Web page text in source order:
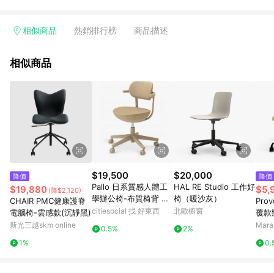
客找到居家修繕、佈置或裝潢時所需；另外，在各家分店內規劃
等各方面進行整合，提升服務質感，期望每一位來店顧客，能輕
結帳流程(Easy to buy)、每次到「特力屋」購物都能得到新的啟
發與靈感(Exciting experience)，同時持續提供消費者居家修繕
最佳解決方案，以創造優質居家環境為首要目標，成為消費者打
造幸福家園時的優先選擇。
相似商品 熱銷排行榜 商品描述
相似商品
降價
$19,880 (降$2,120)
CHAIR PMC健康護脊
電腦椅-雲感款(沉靜黑)
新光三越skm online
1%
$19,500
Pallo 日系質感人體工
學辦公椅-布質椅背 檸
檬黃
citiesocial 找 好東西
0.5%
$20,000
HAL RE Studio 工作好
椅（暖沙灰）
北歐櫥窗
2%
降價
覆款
爪